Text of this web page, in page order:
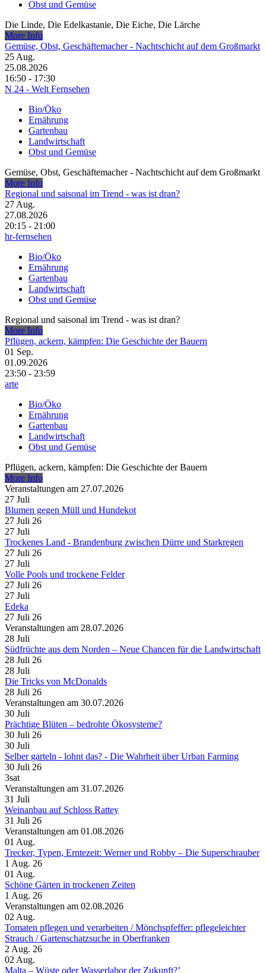
Obst und Gemüse
Die Linde, Die Edelkastanie, Die Eiche, Die Lärche
More Info
Gemüse, Obst, Geschäftemacher - Nachtschicht auf dem Großmarkt
25 Aug.
25.08.2026
16:50 - 17:30
N 24 - Welt Fernsehen
Bio/Öko
Ernährung
Gartenbau
Landwirtschaft
Obst und Gemüse
Gemüse, Obst, Geschäftemacher - Nachtschicht auf dem Großmarkt
More Info
Regional und saisonal im Trend - was ist dran?
27 Aug.
27.08.2026
20:15 - 21:00
hr-fernsehen
Bio/Öko
Ernährung
Gartenbau
Landwirtschaft
Obst und Gemüse
Regional und saisonal im Trend - was ist dran?
More Info
Pflügen, ackern, kämpfen: Die Geschichte der Bauern
01 Sep.
01.09.2026
23:50 - 23:59
arte
Bio/Öko
Ernährung
Gartenbau
Landwirtschaft
Obst und Gemüse
Pflügen, ackern, kämpfen: Die Geschichte der Bauern
More Info
Veranstaltungen am 27.07.2026
27 Juli
Blumen gegen Müll und Hundekot
27 Juli 26
27 Juli
Trockenes Land - Brandenburg zwischen Dürre und Starkregen
27 Juli 26
27 Juli
Volle Pools und trockene Felder
27 Juli 26
27 Juli
Edeka
27 Juli 26
Veranstaltungen am 28.07.2026
28 Juli
Südfrüchte aus dem Norden – Neue Chancen für die Landwirtschaft
28 Juli 26
28 Juli
Die Tricks von McDonalds
28 Juli 26
Veranstaltungen am 30.07.2026
30 Juli
Prächtige Blüten – bedrohte Ökosysteme?
30 Juli 26
30 Juli
Selber garteln - lohnt das? - Die Wahrheit über Urban Farming
30 Juli 26
3sat
Veranstaltungen am 31.07.2026
31 Juli
Weinanbau auf Schloss Rattey
31 Juli 26
Veranstaltungen am 01.08.2026
01 Aug.
Trecker, Typen, Erntezeit: Werner und Robby – Die Superschrauber
1 Aug. 26
01 Aug.
Schöne Gärten in trockenen Zeiten
1 Aug. 26
Veranstaltungen am 02.08.2026
02 Aug.
Tomaten pflegen und verarbeiten /​ Mönchspfeffer: pflegeleichter
Strauch /​ Gartenschatzsuche in Oberfranken
2 Aug. 26
02 Aug.
Malta – Wüste oder Wasserlabor der Zukunft?’